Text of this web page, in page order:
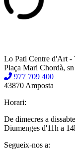
Lo Pati Centre d'Art -
Plaça Mari Chordà, sn
977 709 400
43870 Amposta
Horari:
De dimecres a
Diumenges d'11h a
Segueix-nos a: